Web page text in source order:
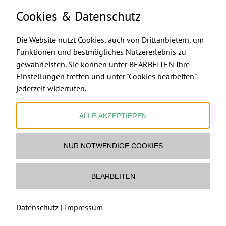
FEUERMACHER.COM
Ofenbau & Feuerstellen Ltd & Co KG
Mail Feuermacher
Waldviertel-Austria | Powered by
Cookies & Datenschutz
Die Website nutzt Cookies, auch von Drittanbietern, um
Funktionen und bestmögliches Nutzererlebnis zu
gewährleisten. Sie können unter BEARBEITEN Ihre
Einstellungen treffen und unter "Cookies bearbeiten"
jederzeit widerrufen.
ALLE AKZEPTIEREN
NUR NOTWENDIGE COOKIES
BEARBEITEN
Datenschutz | Impressum